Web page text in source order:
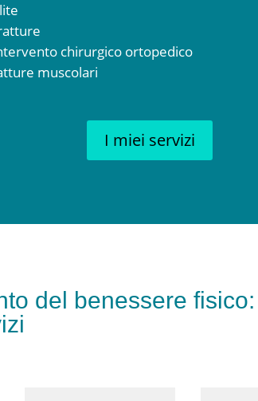
chirurgico ortopedico
muscolari
I miei servizi
del benessere fisico: